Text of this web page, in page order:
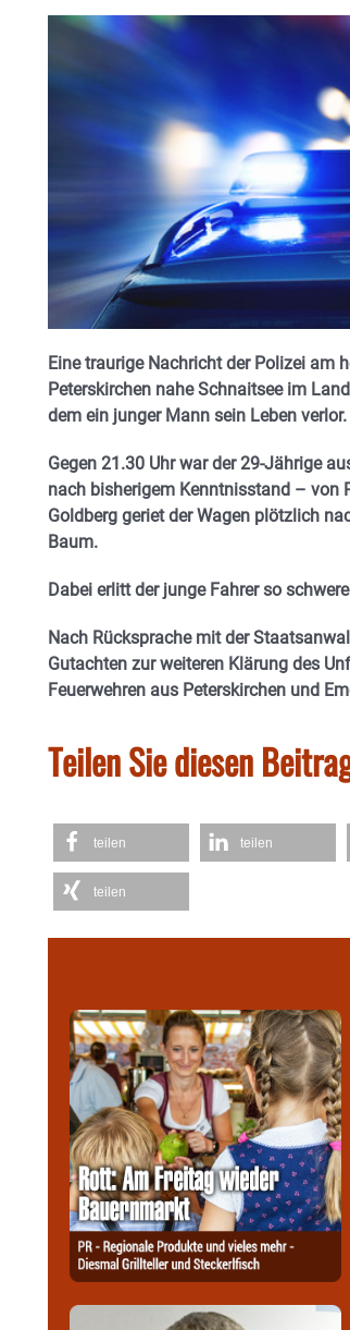
Eine traurige Nachricht der Polizei am
Peterskirchen nahe Schnaitsee im
dem ein junger Mann sein Leben verlor.
Gegen 21.30 Uhr war der 29-Jährige
nach bisherigem Kenntnisstand – von
Goldberg geriet der Wagen plötzlich
Baum.
Dabei erlitt der junge Fahrer so
Nach Rücksprache mit der
Gutachten zur weiteren Klärung des
Feuerwehren aus Peterskirchen und
Teilen Sie diesen
teilen teilen
teilen